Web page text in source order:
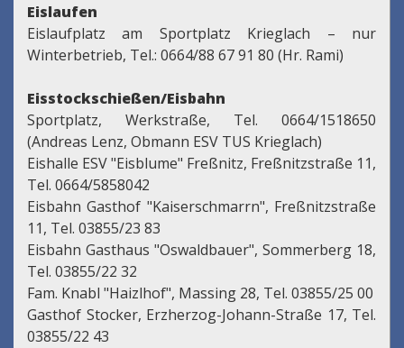
Eislaufen
Eislaufplatz am Sportplatz Krieglach – nur
Winterbetrieb, Tel.: 0664/88 67 91 80 (Hr. Rami)
Eisstockschießen/Eisbahn
Sportplatz, Werkstraße, Tel. 0664/1518650
(Andreas Lenz, Obmann ESV TUS Krieglach)
Eishalle ESV "Eisblume" Freßnitz, Freßnitzstraße 11,
Tel. 0664/5858042
Eisbahn Gasthof "Kaiserschmarrn", Freßnitzstraße
11, Tel. 03855/23 83
Eisbahn Gasthaus "Oswaldbauer", Sommerberg 18,
Tel. 03855/22 32
Fam. Knabl "Haizlhof", Massing 28, Tel. 03855/25 00
Gasthof Stocker, Erzherzog-Johann-Straße 17, Tel.
03855/22 43